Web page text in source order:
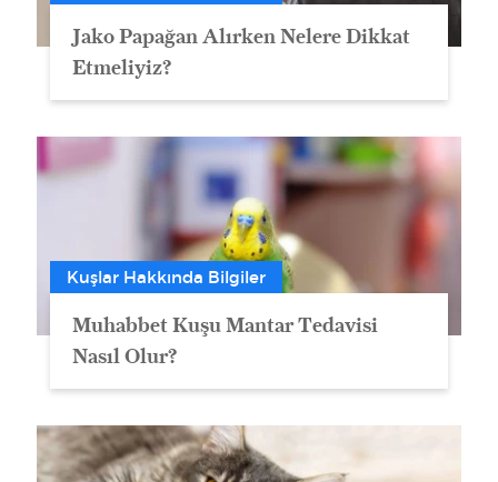
Jako Papağan Alırken Nelere Dikkat
Etmeliyiz?
Kuşlar Hakkında Bilgiler
Muhabbet Kuşu Mantar Tedavisi
Nasıl Olur?